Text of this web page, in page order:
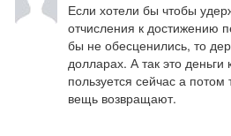
Если хотели бы чтобы
отчисления к достижению
бы не обесценились, то
долларах. А так это деньги
пользуется сейчас а
вещь возвращают.